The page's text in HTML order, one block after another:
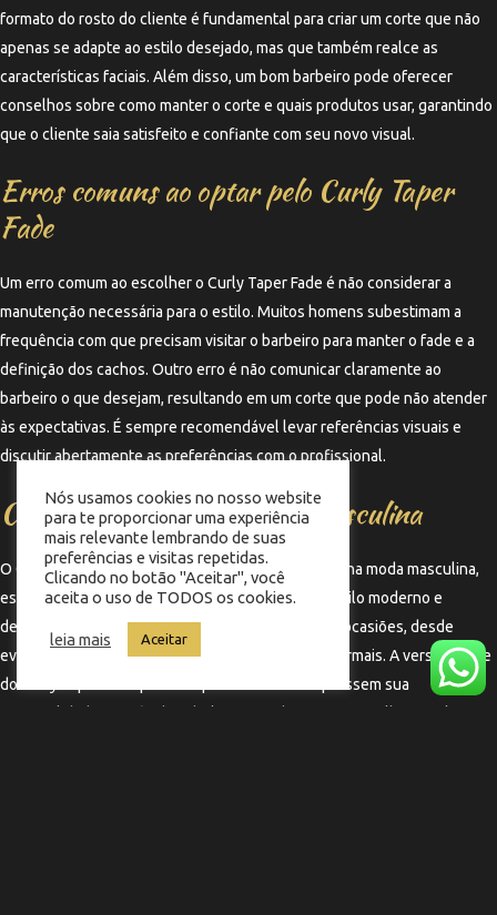
formato do rosto do cliente é fundamental para criar um corte que não
apenas se adapte ao estilo desejado, mas que também realce as
características faciais. Além disso, um bom barbeiro pode oferecer
conselhos sobre como manter o corte e quais produtos usar, garantindo
que o cliente saia satisfeito e confiante com seu novo visual.
Erros comuns ao optar pelo Curly Taper
Fade
Um erro comum ao escolher o Curly Taper Fade é não considerar a
manutenção necessária para o estilo. Muitos homens subestimam a
frequência com que precisam visitar o barbeiro para manter o fade e a
definição dos cachos. Outro erro é não comunicar claramente ao
barbeiro o que desejam, resultando em um corte que pode não atender
às expectativas. É sempre recomendável levar referências visuais e
discutir abertamente as preferências com o profissional.
Curly Taper Fade e a moda masculina
O Curly Taper Fade se tornou uma tendência forte na moda masculina,
especialmente entre os jovens que buscam um estilo moderno e
descolado. Este corte se adapta bem a diferentes ocasiões, desde
eventos casuais até ambientes de trabalho mais formais. A versatilidade
do Curly Taper Fade permite que os homens expressem sua
Nós usamos cookies no nosso website
para te proporcionar uma experiência
mais relevante lembrando de suas
preferências e visitas repetidas.
Clicando no botão "Aceitar", você
aceita o uso de TODOS os cookies.
leia mais Aceitar